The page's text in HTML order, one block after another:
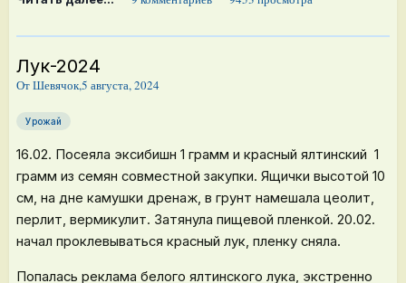
Ялтинский красный прошлогодние остатки от Золушки,
прямо немножко, меньше чем пол-грамма семян.
Сверху затянула пищевой плёнкой.
На 4-5 день появились первые всходы,пленку сняла.
22.02. унесла ящики в спальню,самое прохладное окно,
сторона западная и пролила снеговой водой.
11.03. снеговая вода 3 литра+3 грамма кальциевой
селитры и подстригла!
Лук-2024
ОтШевячок,5 августа, 2024
Урожай
16.02. Посеяла эксибишн 1 грамм и красный ялтинский 1
грамм из семян совместной закупки. Ящички высотой 10
см, на дне камушки дренаж, в грунт намешала цеолит,
перлит, вермикулит. Затянула пищевой пленкой. 20.02.
начал проклевываться красный лук, пленку сняла.
Попалась реклама белого ялтинского лука, экстренно